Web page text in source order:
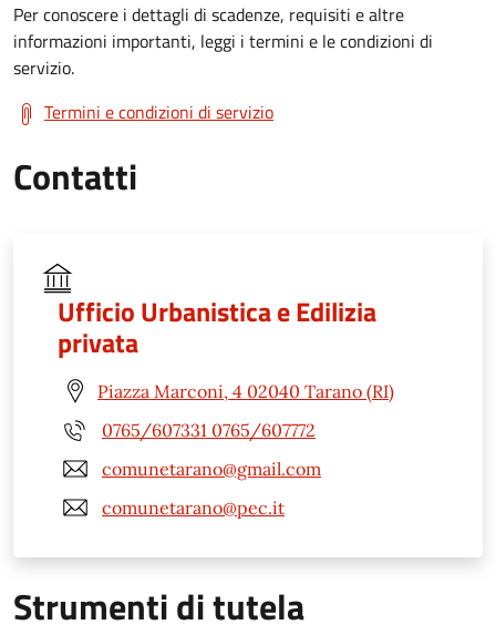
Per conoscere i dettagli di scadenze, requisiti e altre
informazioni importanti, leggi i termini e le condizioni di
servizio.
Termini e condizioni di servizio
Contatti
Ufficio Urbanistica e Edilizia
privata
Piazza Marconi, 4 02040 Tarano (RI)
0765/607331 0765/607772
comunetarano@gmail.com
comunetarano@pec.it
Strumenti di tutela